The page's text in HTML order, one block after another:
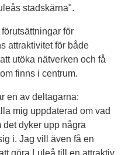
stadskärna".
för
attraktivitet för både
utöka nätverken och få
finns i centrum.
en av deltagarna:
mig uppdaterad om vad
dyker upp några
i. Jag vill även få en